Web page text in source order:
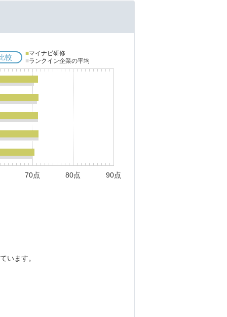
較 ■マイナビ研修
■ランクイン企業の平均
70点 80点 90点
います。